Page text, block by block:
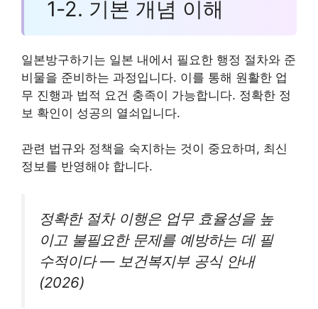
1-2. 기본 개념 이해
일본방구하기는 일본 내에서 필요한 행정 절차와 준
비물을 준비하는 과정입니다. 이를 통해 원활한 업
무 진행과 법적 요건 충족이 가능합니다. 정확한 정
보 확인이 성공의 열쇠입니다.
관련 법규와 정책을 숙지하는 것이 중요하며, 최신
정보를 반영해야 합니다.
정확한 절차 이행은 업무 효율성을 높
이고 불필요한 문제를 예방하는 데 필
수적이다 — 보건복지부 공식 안내
(2026)